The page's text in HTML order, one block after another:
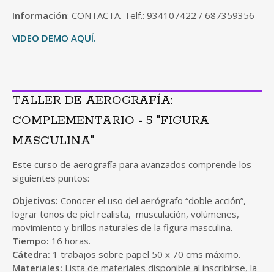
Información: CONTACTA. Telf.: 934107422 / 687359356
VIDEO DEMO AQUÍ.
TALLER DE AEROGRAFÍA:
COMPLEMENTARIO - 5 "FIGURA
MASCULINA"
Este curso de aerografía para avanzados comprende los
siguientes puntos:
Objetivos: Conocer el uso del aerógrafo “doble acción”,
lograr tonos de piel realista, musculación, volúmenes,
movimiento y brillos naturales de la figura masculina.
Tiempo: 16 horas.
Cátedra: 1 trabajos sobre papel 50 x 70 cms máximo.
Materiales: Lista de materiales disponible al inscribirse, la